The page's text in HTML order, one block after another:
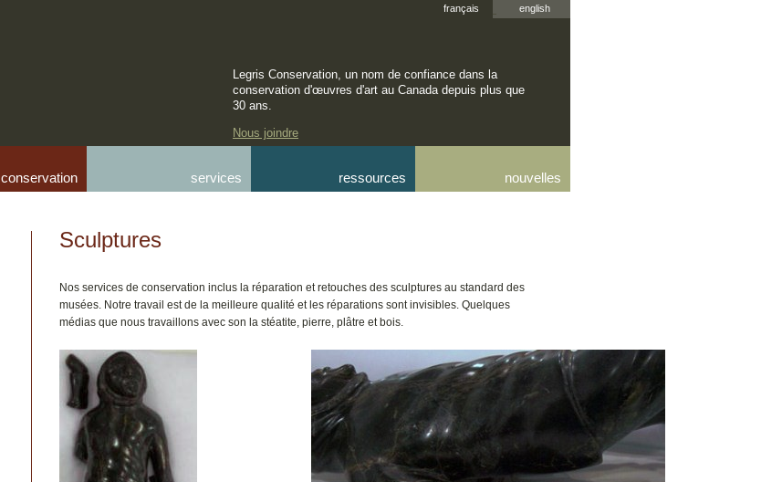
Legris Conservation, un nom de confiance dans la
conservation d'œuvres d'art au Canada depuis plus que
30 ans.
Nous joindre
français english
conservation services ressources nouvelles
Sculptures
Nos services de conservation inclus la réparation et retouches des sculptures au standard des
musées. Notre travail est de la meilleure qualité et les réparations sont invisibles. Quelques
médias que nous travaillons avec son la stéatite, pierre, plâtre et bois.